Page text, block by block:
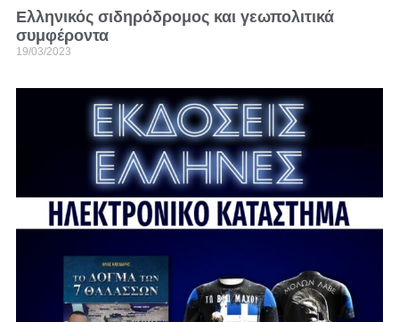
Ελληνικός σιδηρόδρομος και γεωπολιτικά
συμφέροντα
19/03/2023